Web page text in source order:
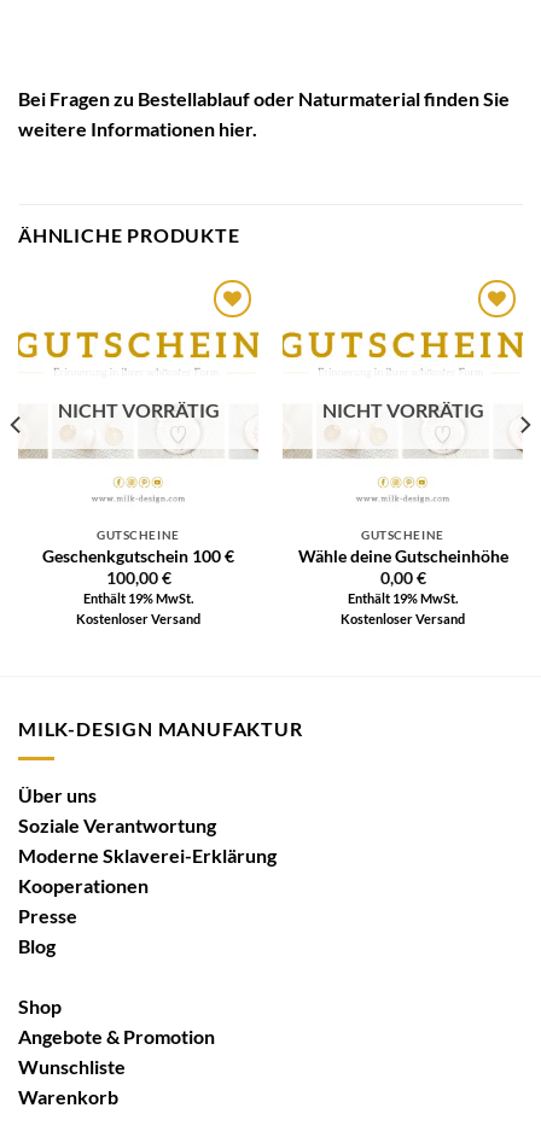
Bei Fragen zu Bestellablaufoder Naturmaterial finden Sie
weitere Informationen hier.
ÄHNLICHE PRODUKTE
Auf die
Wunschliste
NICHT VORRÄTIG
GUTSCHEINE
Geschenkgutschein 100 €
100,00€
Enthält 19% MwSt.
Kostenloser Versand
Auf die
Wunschliste
NICHT VORRÄTIG
GUTSCHEINE
Wähle deine Gutscheinhöhe
0,00€
Enthält 19% MwSt.
Kostenloser Versand
MILK-DESIGN MANUFAKTUR
Über uns
Soziale Verantwortung
Moderne Sklaverei-Erklärung
Kooperationen
Presse
Blog
Shop
Angebote & Promotion
Wunschliste
Warenkorb